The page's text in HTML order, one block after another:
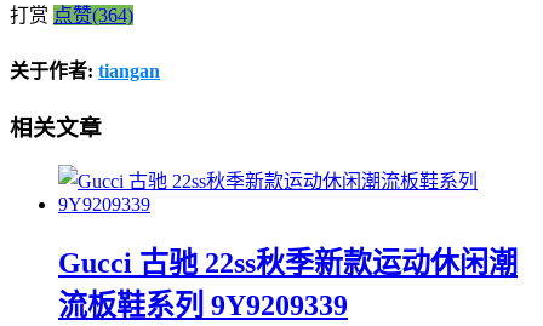
打赏 点赞(364)
关于作者: tiangan
相关文章
Gucci 古驰 22ss秋季新款运动休闲潮
流板鞋系列 9Y9209339